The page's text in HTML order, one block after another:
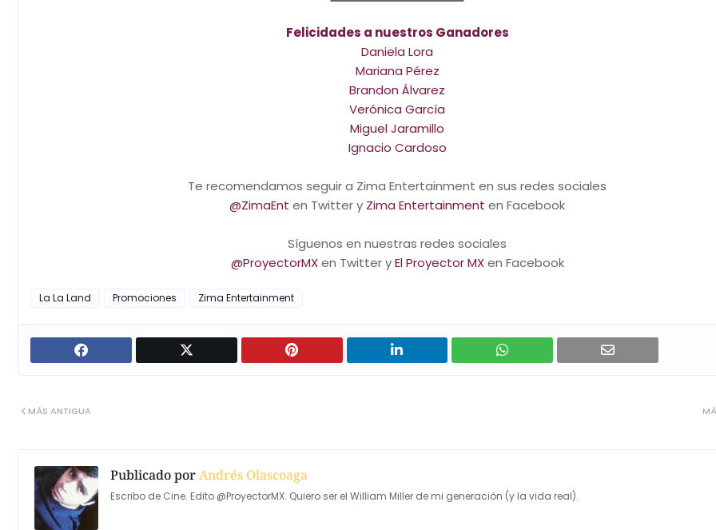
Felicidades a nuestros Ganadores
Daniela Lora
Mariana Pérez
Brandon Álvarez
Verónica García
Miguel Jaramillo
Ignacio Cardoso
Te recomendamos seguir a Zima Entertainment en sus redes sociales
@ZimaEnt en Twitter y Zima Entertainment en Facebook
Síguenos en nuestras redes sociales
@ProyectorMXen Twitter yEl Proyector MXen Facebook
La La Land Promociones Zima Entertainment
MÁS ANTIGUA
Publicado porAndrés Olascoaga
Escribo de Cine. Edito @ProyectorMX. Quiero ser el William Miller de mi generación (y la vida real).